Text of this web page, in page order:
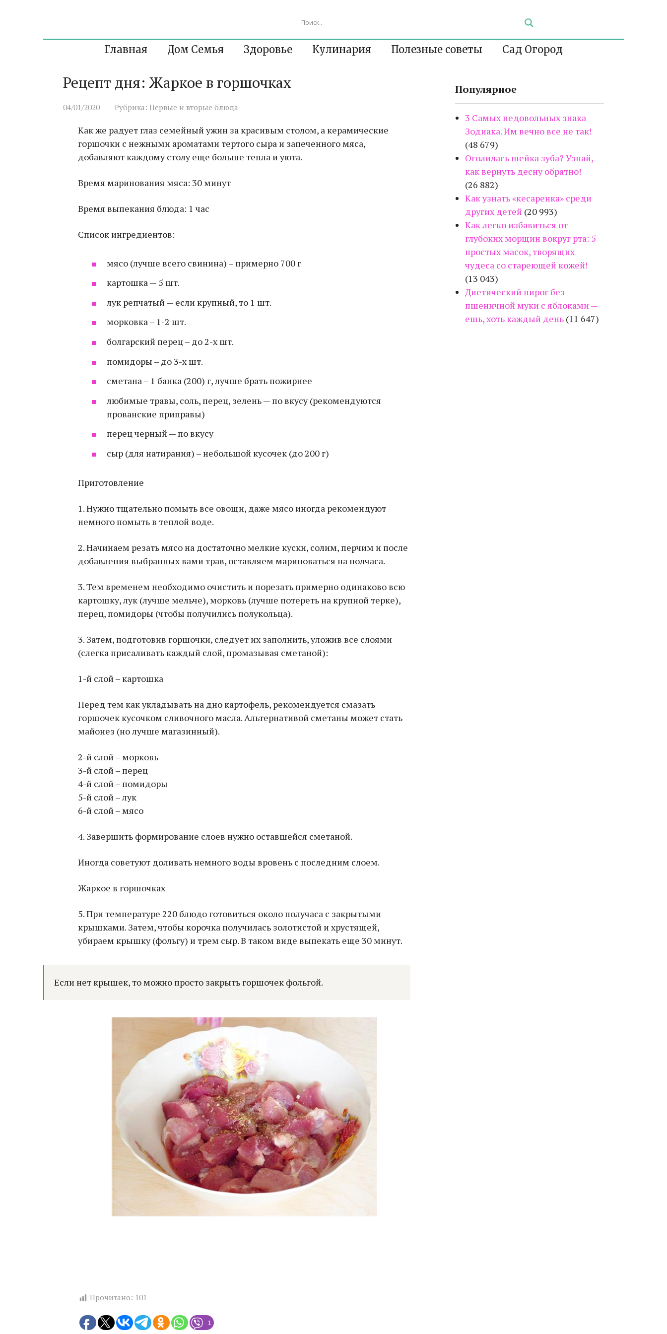
Главная Дом Семья Здоровье Кулинария Полезные советы Сад Огород
Рецепт дня: Жаркое в горшочках
04/01/2020 Рубрика: Первые и вторые блюда
Как же радует глаз семейный ужин за красивым столом, а керамические
горшочки с нежными ароматами тертого сыра и запеченного мяса,
добавляют каждому столу еще больше тепла и уюта.
Время маринования мяса: 30 минут
Время выпекания блюда: 1 час
Список ингредиентов:
мясо (лучше всего свинина) – примерно 700 г
картошка — 5 шт.
лук репчатый — если крупный, то 1 шт.
морковка – 1-2 шт.
болгарский перец – до 2-х шт.
помидоры – до 3-х шт.
сметана – 1 банка (200) г, лучше брать пожирнее
любимые травы, соль, перец, зелень — по вкусу (рекомендуются
прованские приправы)
перец черный — по вкусу
сыр (для натирания) – небольшой кусочек (до 200 г)
Приготовление
1. Нужно тщательно помыть все овощи, даже мясо иногда рекомендуют
немного помыть в теплой воде.
2. Начинаем резать мясо на достаточно мелкие куски, солим, перчим и после
добавления выбранных вами трав, оставляем мариноваться на полчаса.
3. Тем временем необходимо очистить и порезать примерно одинаково всю
картошку, лук (лучше мельче), морковь (лучше потереть на крупной терке),
перец, помидоры (чтобы получились полукольца).
3. Затем, подготовив горшочки, следует их заполнить, уложив все слоями
(слегка присаливать каждый слой, промазывая сметаной):
1-й слой – картошка
Перед тем как укладывать на дно картофель, рекомендуется смазать
горшочек кусочком сливочного масла. Альтернативой сметаны может стать
майонез (но лучше магазинный).
2-й слой – морковь
3-й слой – перец
4-й слой – помидоры
5-й слой – лук
6-й слой – мясо
4. Завершить формирование слоев нужно оставшейся сметаной.
Иногда советуют доливать немного воды вровень с последним слоем.
Жаркое в горшочках
5. При температуре 220 блюдо готовиться около получаса с закрытыми
крышками. Затем, чтобы корочка получилась золотистой и хрустящей,
убираем крышку (фольгу) и трем сыр. В таком виде выпекать еще 30 минут.
Если нет крышек, то можно просто закрыть горшочек фольгой.
Прочитано: 101
1
Популярное
3 Самых недовольных знака
Зодиака. Им вечно все не так!
(48 679)
Оголилась шейка зуба? Узнай,
как вернуть десну обратно!
(26 882)
Как узнать «кесаренка» среди
других детей (20 993)
Как легко избавиться от
глубоких морщин вокруг рта: 5
простых масок, творящих
чудеса со стареющей кожей!
(13 043)
Диетический пирог без
пшеничной муки с яблоками —
ешь, хоть каждый день (11 647)